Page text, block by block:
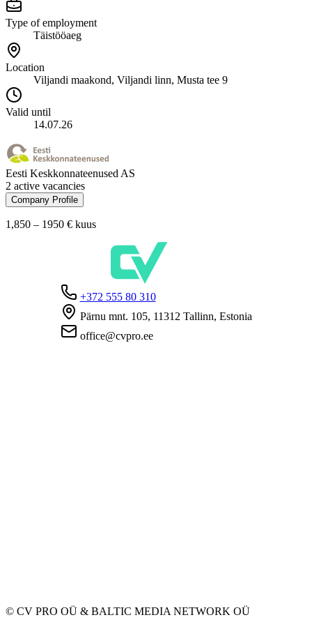
Type of employment
Täistööaeg
Location
Viljandi maakond, Viljandi linn, Musta tee 9
Valid until
14.07.26
Eesti Keskkonnateenused AS
2 active vacancies
Company Profile
1,850 – 1950 € kuus
+372 555 80 310
Pärnu mnt. 105, 11312 Tallinn, Estonia
office@cvpro.ee
© CV PRO OÜ & BALTIC MEDIA NETWORK OÜ